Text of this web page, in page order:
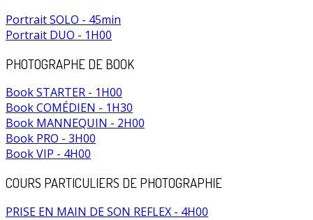
Portrait SOLO - 45min
Portrait DUO - 1H00
PHOTOGRAPHE DE BOOK
Book STARTER - 1H00
Book COMÉDIEN - 1H30
Book MANNEQUIN - 2H00
Book PRO - 3H00
Book VIP - 4H00
COURS PARTICULIERS DE PHOTOGRAPHIE
PRISE EN MAIN DE SON REFLEX - 4H00